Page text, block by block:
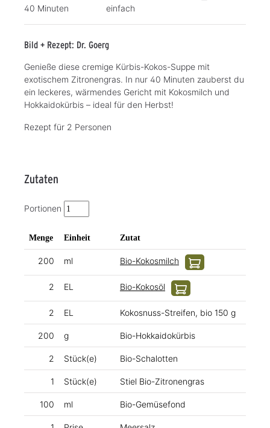
40 Minuten einfach
Bild + Rezept: Dr. Goerg
Genieße diese cremige Kürbis-Kokos-Suppe mit
exotischem Zitronengras. In nur 40 Minuten zauberst du
ein leckeres, wärmendes Gericht mit Kokosmilch und
Hokkaidokürbis – ideal für den Herbst!
Rezept für 2 Personen
Zutaten
Portionen
Menge Einheit Zutat
200 ml Bio-Kokosmilch
2 EL Bio-Kokosöl
2 EL Kokosnuss-Streifen, bio 150 g
200 g Bio-Hokkaidokürbis
2 Stück(e) Bio-Schalotten
1 Stück(e) Stiel Bio-Zitronengras
100 ml Bio-Gemüsefond